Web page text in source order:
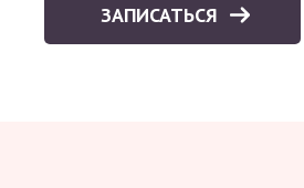
ЗАПИСАТЬСЯ